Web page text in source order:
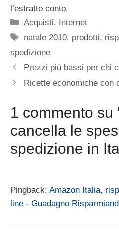
l’estratto conto.
Categorie
Acquisti, Internet
Tag
natale 2010, prodotti,
spedizione
Prezzi più bassi per chi
Ricette economiche con
1 commento su
cancella le
spedizione in
Pingback: Amazon Italia,
line - Guadagno